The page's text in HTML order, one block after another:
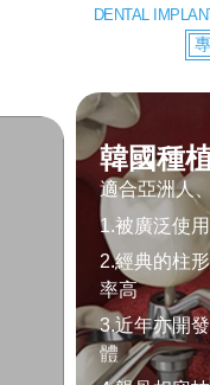
DENTAL
韓國種
適合亞洲人
1.被廣泛使
2.經典的柱
率高
3.近年亦開
體